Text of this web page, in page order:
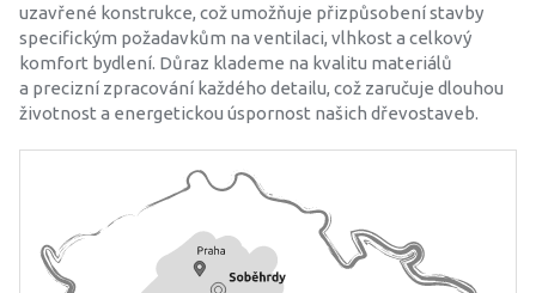
uzavřené konstrukce, což umožňuje přizpůsobení stavby
specifickým požadavkům na ventilaci, vlhkost a celkový
komfort bydlení. Důraz klademe na kvalitu materiálů
a precizní zpracování každého detailu, což zaručuje dlouhou
životnost a energetickou úspornost našich dřevostaveb.